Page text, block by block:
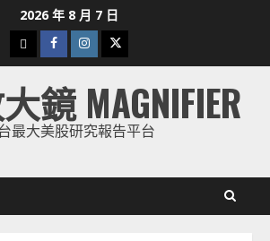
2026 年 8 月 7 日
下
載
美
股
Facebook
Instagram
Twitter
鏡 MAGNIFIER
最大美股研究報告平台